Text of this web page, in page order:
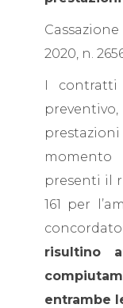
2020, n.
I contratti
presenti il
161 per
risultino
entrambe